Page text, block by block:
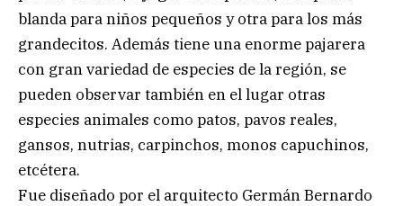
blanda para niños pequeños y otra para los más
grandecitos. Además tiene una enorme pajarera
con gran variedad de especies de la región, se
pueden observar también en el lugar otras
especies animales como patos, pavos reales,
gansos, nutrias, carpinchos, monos capuchinos,
etcétera.
Fue diseñado por el arquitecto Germán Bernardo